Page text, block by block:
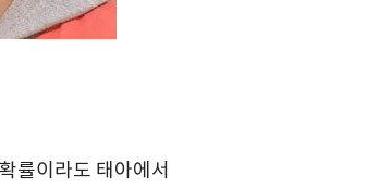
률이라도 태아에서